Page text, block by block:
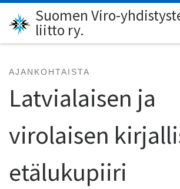
Skip to content
Suomen Viro-
liitto ry.
AJANKOHTAISTA
Latvialaisen ja
virolaisen
etälukupiiri